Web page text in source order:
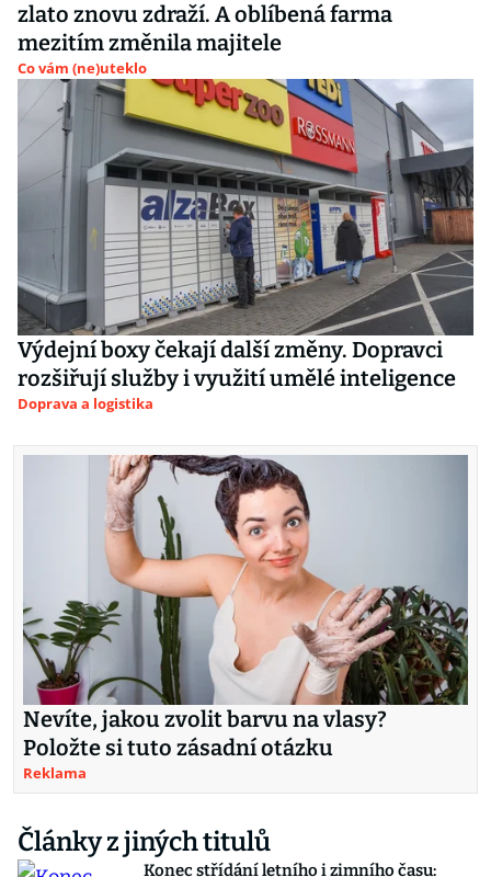
zlato znovu zdraží. A oblíbená farma
mezitím změnila majitele
Co vám (ne)uteklo
Výdejní boxy čekají další změny. Dopravci
rozšiřují služby i využití umělé inteligence
Doprava a logistika
Nevíte, jakou zvolit barvu na vlasy?
Položte si tuto zásadní otázku
Reklama
Články z jiných titulů
Konec střídání letního i zimního času: